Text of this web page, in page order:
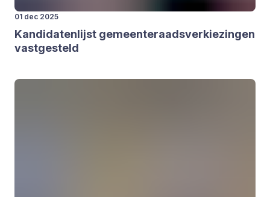
01 dec 2025
Kan­di­da­ten­lijst gemeen­te­raads­ver­kie­zin­gen
vast­ge­steld